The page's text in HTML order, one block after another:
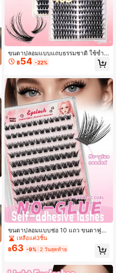
ขนตาปลอมแบบแถบธรรมชาติ ใช้ซ้ำไ
ด้ ทรงตาแมว D Curl 10-18 มม. 10 แถ
ว ขนตาฟูหนา เพิ่มวอลลุ่ม ดูเป็นธรรมช
฿54 -22%
ขนตาปลอมแบบช่อ 10 แถว ขนตาฟูทร
ง C Curl ขนาด 9-13 มม. ทรงตาแมว
แบบช่อไขว้ใส แถบใส ติดเองได้ สไตล์อ
นิเมะ เพิ่มวอลลุ่ม ขนตาต่อ ขนตาปลอม
เหลือแค่3ชิ้น
฿63 -9% 2 วันสุดท้าย